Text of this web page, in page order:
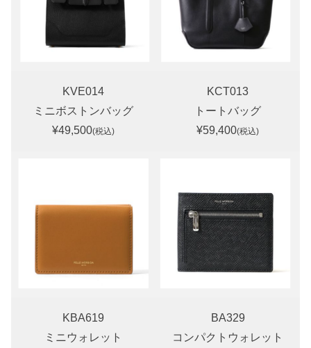
KVE014
ミニボストンバッグ
¥49,500(税込)
KCT013
トートバッグ
¥59,400(税込)
KBA619
ミニウォレット
BA329
コンパクトウォレット